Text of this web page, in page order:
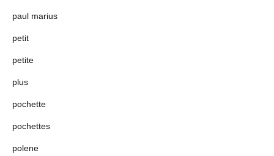
paul marius
petit
petite
plus
pochette
pochettes
polene